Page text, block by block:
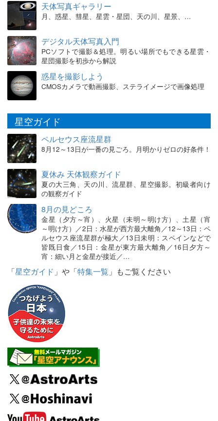
天体写真ギャラリー
月、惑星、彗星、星雲・星団、天の川、星景、…
デジタル天体写真入門
PCソフトで撮影＆処理。明るい場所でもできる星雲・
星団撮影を初歩から解説
惑星を撮影しよう
CMOSカメラで動画撮影、ステライメージで画像処理
星空ガイド
ペルセウス座流星群
8月12～13日が一番の見ごろ。月明かりゼロの好条件！
夏休み 天体観察ガイド
夏の大三角、天の川、流星群、星空撮影。初級者向け
の観察ガイド
8月の見どころ
金星（夕方～宵）、火星（未明～明け方）、土星（宵
～明け方）／2日：水星が西方最大離角／12～13日：ペ
ルセウス座流星群が極大／13日未明：スペインなどで
皆既日食／15日：金星が東方最大離角／16日夕方～
宵：細い月と金星が接近／…
「星空ガイド 」や「特集一覧 」もご覧ください